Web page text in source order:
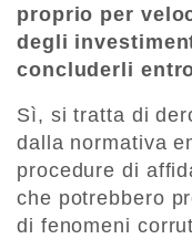
proprio per
degli
concluderli
Sì, si tratta di
dalla normativa
procedure di
che potrebbero
di fenomeni